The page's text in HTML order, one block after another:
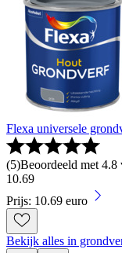
Flexa universele
(5)Beoordeeld met 4.8
10.69
Prijs: 10.69 euro
Bekijk alles in